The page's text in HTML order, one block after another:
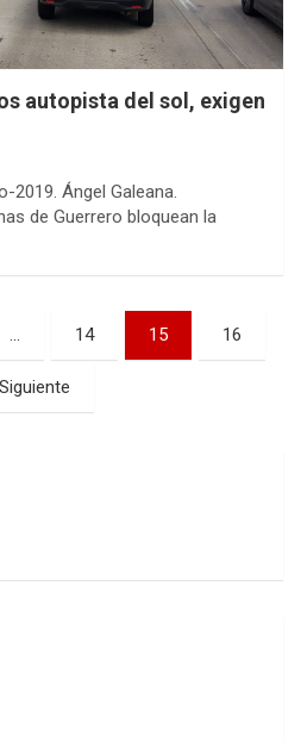
autopista del sol, exigen
2019. Ángel Galeana.
de Guerrero bloquean la
… 14 15 16
Siguiente